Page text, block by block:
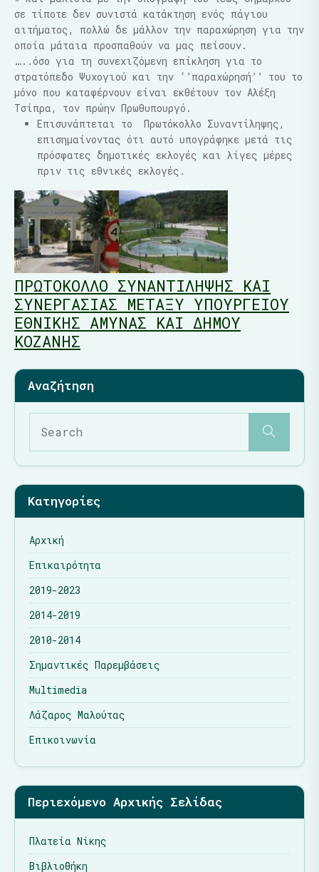
σε τίποτε δεν συνιστά κατάκτηση ενός πάγιου
αιτήματος, πολλώ δε μάλλον την παραχώρηση για την
οποία μάταια προσπαθούν να μας πείσουν.
…..όσο για τη συνεχιζόμενη επίκληση για το
στρατόπεδο Ψυχογιού και την ‘’παραχώρησή’’ του το
μόνο που καταφέρνουν είναι εκθέτουν τον Αλέξη
Τσίπρα, τον πρώην Πρωθυπουργό.
Επισυνάπτεται το
Πρωτόκολλο Συναντίληψης,
επισημαίνοντας ότι αυτό υπογράφηκε μετά τις
πρόσφατες δημοτικές εκλογές και λίγες μέρες
πριν τις εθνικές εκλογές.
ΠΡΩΤΟΚΟΛΛΟ ΣΥΝΑΝΤΙΛΗΨΗΣ ΚΑΙ
ΣΥΝΕΡΓΑΣΙΑΣ ΜΕΤΑΞΥ ΥΠΟΥΡΓΕΙΟΥ
ΕΘΝΙΚΗΣ ΑΜΥΝΑΣ ΚΑΙ ΔΗΜΟΥ
ΚΟΖΑΝΗΣ
Κατηγορίες
Αρχική
Επικαιρότητα
2019-2023
2014-2019
2010-2014
Σημαντικές Παρεμβάσεις
Multimedia
Λάζαρος Μαλούτας
Επικοινωνία
Περιεχόμενο Αρχικής Σελίδας
Πλατεία Νίκης
Βιβλιοθήκη